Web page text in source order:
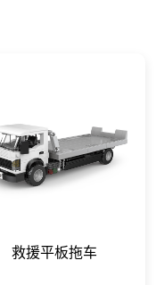
救援平板拖车